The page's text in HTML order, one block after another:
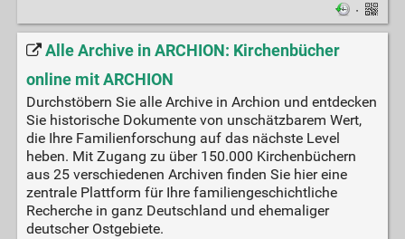
·
Alle Archive in ARCHION: Kirchenbücher
online mit ARCHION
Durchstöbern Sie alle Archive in Archion und entdecken
Sie historische Dokumente von unschätzbarem Wert,
die Ihre Familienforschung auf das nächste Level
heben. Mit Zugang zu über 150.000 Kirchenbüchern
aus 25 verschiedenen Archiven finden Sie hier eine
zentrale Plattform für Ihre familiengeschichtliche
Recherche in ganz Deutschland und ehemaliger
deutscher Ostgebiete.